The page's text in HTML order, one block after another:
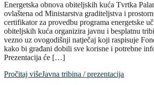
Energetska obnova obiteljskih kuća Tvrtka
ovlaštena od Ministarstva graditeljstva i
certifikator za provedbu programa energetske
obiteljskih kuća organizira javnu i besplatnu
vezno uz ovogodišnji natječaj koji raspisuje
kako bi građani dobili sve korisne i potrebne
Prezentacija će […]
Pročitaj višeJavna tribina / prezentacija